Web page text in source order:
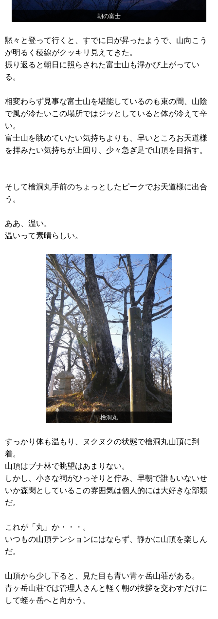
朝の富士
黙々と登って行くと、すでに日が昇ったようで、山向こう
が明るく稜線がクッキリ見えてきた。
振り返ると朝日に照らされた富士山も浮かび上がってい
る。
相変わらず見事な富士山を堪能しているのも束の間、山陰
で風が冷たいこの場所ではジッとしていると体が冷えて辛
い。
富士山を眺めていたい気持ちよりも、早いところお天道様
を拝みたい気持ちが上回り、少々急ぎ足で山頂を目指す。
そして檜洞丸手前のちょっとしたピークでお天道様に出合
う。
ああ、温い。
温いって素晴らしい。
檜洞丸
すっかり体も温もり、ヌクヌクの状態で檜洞丸山頂に到
着。
山頂はブナ林で眺望はあまりない。
しかし、小さな祠がひっそりと佇み、早朝で誰もいないせ
いか森閑としているこの雰囲気は個人的には大好きな部類
だ。
これが「丸」か・・・。
いつもの山頂テンションにはならず、静かに山頂を楽しん
だ。
山頂から少し下ると、見た目も青い青ヶ岳山荘がある。
青ヶ岳山荘では管理人さんと軽く朝の挨拶を交わすだけに
して蛭ヶ岳へと向かう。